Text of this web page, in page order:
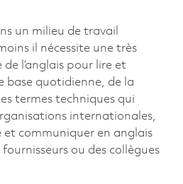
un milieu de travail
il nécessite une très
l’anglais pour lire et
base quotidienne, de la
termes techniques qui
internationales,
et communiquer en anglais
ou des collègues